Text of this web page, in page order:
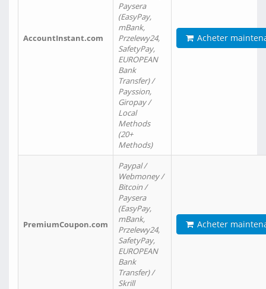
AccountInstant.com
Paysera
(EasyPay,
mBank,
Przelewy24,
SafetyPay,
EUROPEAN
Bank
Transfer) /
Payssion,
Giropay /
Local
Methods
(20+
Methods)
Acheter
PremiumCoupon.com
Paypal /
Webmoney /
Bitcoin /
Paysera
(EasyPay,
mBank,
Przelewy24,
SafetyPay,
EUROPEAN
Bank
Transfer) /
Skrill
Acheter